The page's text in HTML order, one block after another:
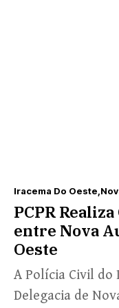
Iracema Do Oeste
PCPR
entre Nova
Oeste
A Polícia Civil do
Delegacia de